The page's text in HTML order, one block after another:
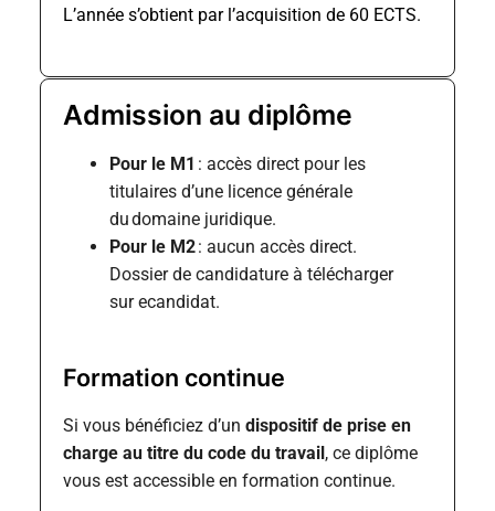
L’année s’obtient par l’acquisition de 60 ECTS.
Admission au diplôme
Pour le M1 : accès direct pour les
titulaires d’une licence générale
du domaine juridique.
Pour le M2: aucun accès direct.
Dossier de candidature à télécharger
surecandidat.
Formation continue
Si vous bénéficiez d’un dispositif de prise en
charge au titre du code du travail, ce diplôme
vous est accessible en formation continue.